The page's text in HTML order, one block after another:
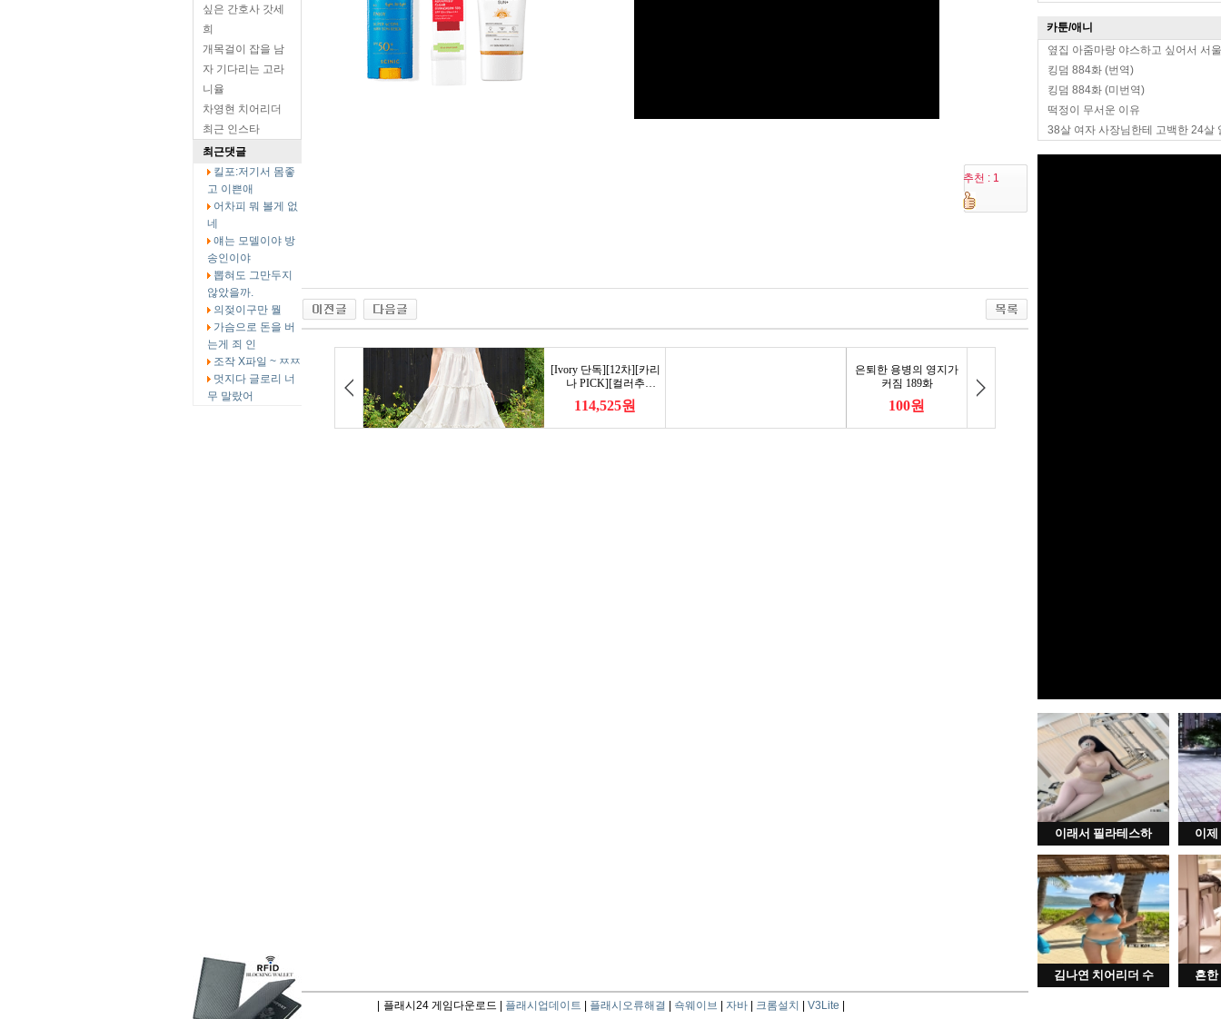
카툰/애니
옆집 아줌마랑 야스하고 싶어서 서
킹덤 884화 (번역)
킹덤 884화 (미번역)
떡정이 무서운 이유
38살 여자 사장님한테 고백한 24살
이래서 필라테스하 이제
김나연 치어리더 수 흔한
싶은 간호사 갓세
희
개목걸이 잡을 남
자 기다리는 고라
니율
차영현 치어리더
최근 인스타
최근댓글
킬포:저기서 몸좋
고 이쁜애
어차피 뭐 볼게 없
네
얘는 모델이야 방
송인이야
뽑혀도 그만두지
않았을까.
의젖이구만 뭘
가슴으로 돈을 버
는게 죄 인
조작 X파일 ~ ㅉㅉ
멋지다 글로리 너
무 말랐어
추천 : 1
플래시24 게임다운로드 | 플래시업데이트 플래시오류해결 쇽웨이브 자바| 크롬설치 V3Lite